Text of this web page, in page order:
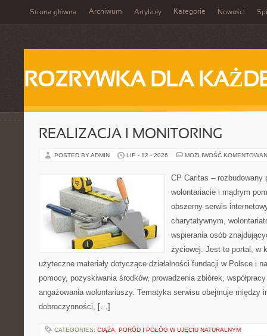
Strona główna Archiwum Artykuły Kategorie Nowości
ROZRYWKA DLA
REALIZACJA I MONITORING
POSTED BY ADMIN LIP - 12 - 2026 MOŻLIWOŚĆ
CP Caritas – rozbudowany
wolontariacie i mądrym
obszerny serwis
charytatywnym,
wspierania osób
życiowej. Jest to portal, w
użyteczne materiały dotyczące działalności fundacji w Polsce i
pomocy, pozyskiwania środków, prowadzenia zbiórek,
angażowania wolontariuszy. Tematyka serwisu obejmuje między
dobroczynności, […]
CATEGORIES: CIĄŻA, PORÓD I POŁÓG W UJĘCIU NATURALNYM